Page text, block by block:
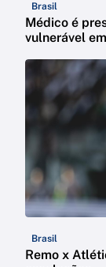
Brasil
Médico é
vulnerável
Brasil
Remo x